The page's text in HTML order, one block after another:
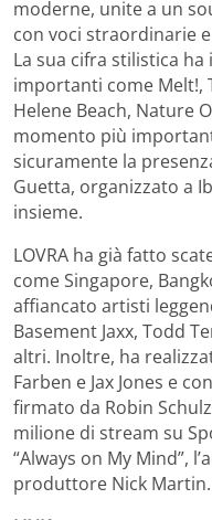
moderne, unite a un
con voci straordinarie
La sua cifra stilistica
importanti come Melt!,
Helene Beach, Nature
momento più
sicuramente la
Guetta, organizzato a
insieme.
LOVRA ha già fatto
come Singapore,
affiancato artisti
Basement Jaxx, Todd
altri. Inoltre, ha
Farben e Jax Jones e
firmato da Robin
milione di stream su
“Always on My Mind”,
produttore Nick Martin.